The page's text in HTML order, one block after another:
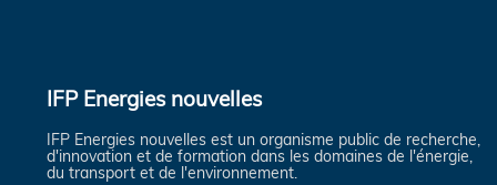
IFP Energies nouvelles
IFP Energies nouvelles est un organisme public de recherche,
d'innovation et de formation dans les domaines de l'énergie,
du transport et de l'environnement.